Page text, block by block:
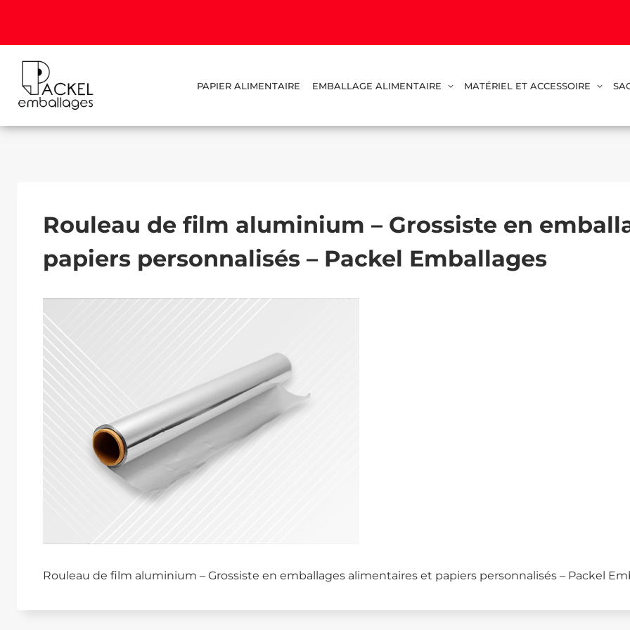
PAPIER ALIMENTAIRE EMBALLAGE ALIMENTAIRE MATÉRIEL ET ACCESSOIRE
Rouleau de film aluminium – Grossiste en
papiers personnalisés – Packel Emballages
Rouleau de film aluminium – Grossiste en emballages alimentaires et papiers personnalisés – Packel